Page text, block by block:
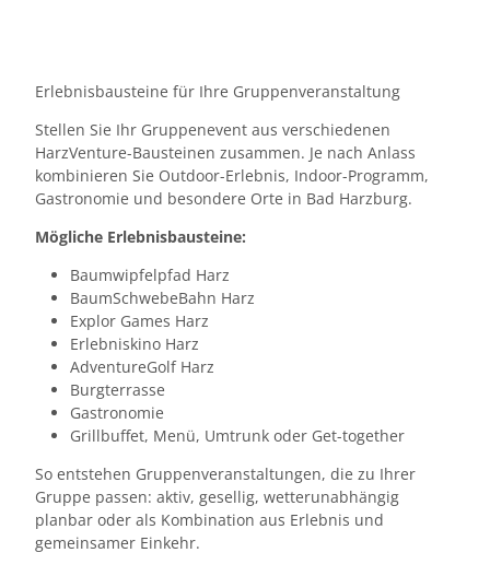
Erlebnisbausteine für Ihre Gruppenveranstaltung
Stellen Sie Ihr Gruppenevent aus verschiedenen
HarzVenture-Bausteinen zusammen. Je nach Anlass
kombinieren Sie Outdoor-Erlebnis, Indoor-Programm,
Gastronomie und besondere Orte in Bad Harzburg.
Mögliche Erlebnisbausteine:
Baumwipfelpfad Harz
BaumSchwebeBahn Harz
Explor Games Harz
Erlebniskino Harz
AdventureGolf Harz
Burgterrasse
Gastronomie
Grillbuffet, Menü, Umtrunk oder Get-together
So entstehen Gruppenveranstaltungen, die zu Ihrer
Gruppe passen: aktiv, gesellig, wetterunabhängig
planbar oder als Kombination aus Erlebnis und
gemeinsamer Einkehr.